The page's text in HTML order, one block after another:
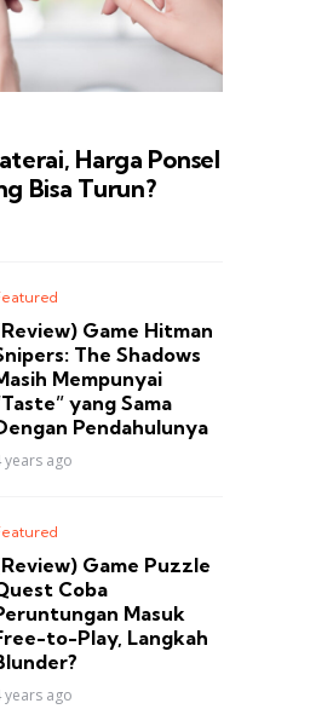
Harga Ponsel
Bisa Turun?
Game Hitman
The Shadows
Mempunyai
yang Sama
Pendahulunya
years ago
Game Puzzle
Coba
Masuk
to-Play, Langkah
years ago